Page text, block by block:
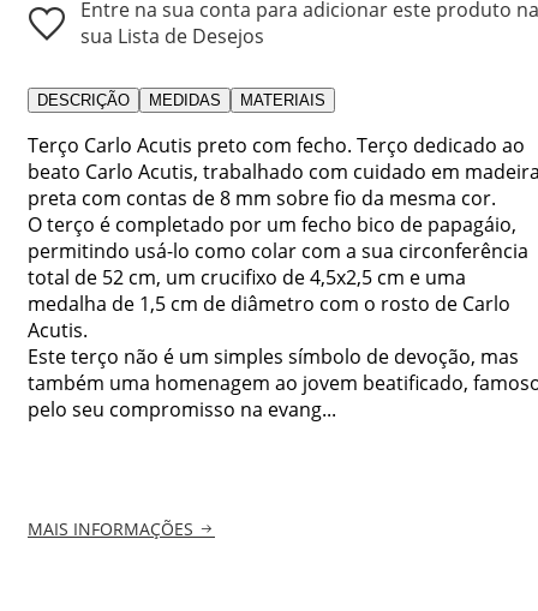
Entre na sua conta para adicionar este produto na
sua Lista de Desejos
DESCRIÇÃO MEDIDAS MATERIAIS
Terço Carlo Acutis preto com fecho. Terço dedicado ao
beato Carlo Acutis, trabalhado com cuidado em
preta com contas de 8 mm sobre fio da mesma cor.
O terço é completado por um fecho bico de papagáio,
permitindo usá-lo como colar com a sua circonferência
total de 52 cm, um crucifixo de 4,5x2,5 cm e uma
medalha de 1,5 cm de diâmetro com o rosto de Carlo
Acutis.
Este terço não é um simples símbolo de devoção, mas
também uma homenagem ao jovem beatificado,
pelo seu compromisso na evang...
MAIS INFORMAÇÕES